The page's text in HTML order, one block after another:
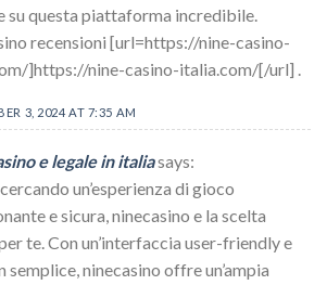
su questa piattaforma incredibile.
recensioni [url=https://nine-casino-
]https://nine-casino-italia.com/[/url] .
3, 2024 AT 7:35 AM
e legale in italiasays:
un’esperienza di gioco
e sicura, ninecasino e la scelta
te. Con un’interfaccia user-friendly e
semplice, ninecasino offre un’ampia